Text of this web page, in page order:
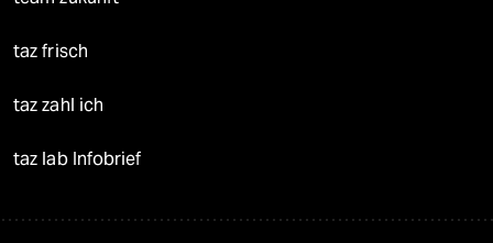
taz frisch
taz zahl ich
taz lab Infobrief